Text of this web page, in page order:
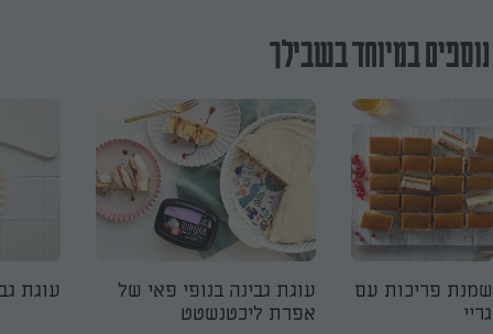
במיוחד בשבילך
שמנת פריכות עם
עוגת גבינה בנופי פאי של
אפרת ליכטנשטט
עוגת